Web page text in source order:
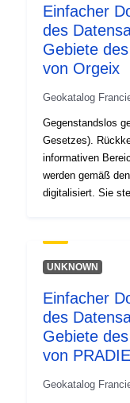
aufgeführte Surfinformationen.
finden Sie die
(Urban Preption
Planung), sofern
POS enthalten
Einfacher
des
Gebiete
von Orgeix
Geokatalog
Gegenstandslos
Gesetzes).
informativen
werden gemäß
digitalisiert. Sie
13 und R123-14
aufgeführte Surfinformationen.
finden Sie die
(Urban Preption
POS enthalten
UNKNOWN
Einfacher
des
Gebiete
von
Geokatalog